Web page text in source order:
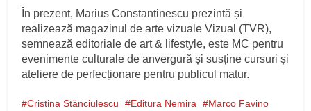
În prezent, Marius Constantinescu prezintă și
realizează magazinul de arte vizuale Vizual (TVR),
semnează editoriale de art & lifestyle, este MC pentru
evenimente culturale de anvergură și susține cursuri și
ateliere de perfecționare pentru publicul matur.
Cristina Stănciulescu Editura Nemira
Marco Favino